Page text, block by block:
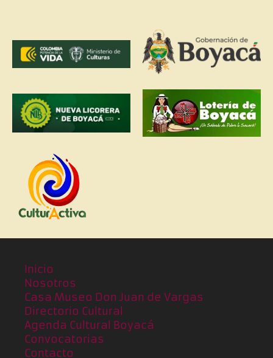
Inicio
Nosotros
Casa Museo Don Juan de Vargas
Directorio Cultural
Agenda Cultural Boyacá
Convocatorias
Contacto